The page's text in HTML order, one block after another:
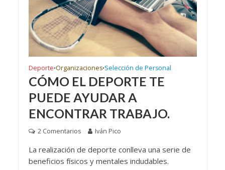
Deporte•Organizaciones•Selección de Personal
CÓMO EL DEPORTE TE
PUEDE AYUDAR A
ENCONTRAR TRABAJO.
2 Comentarios Iván Pico
La realización de deporte conlleva una serie de
beneficios físicos y mentales indudables.